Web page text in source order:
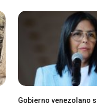
Gobierno venezolano